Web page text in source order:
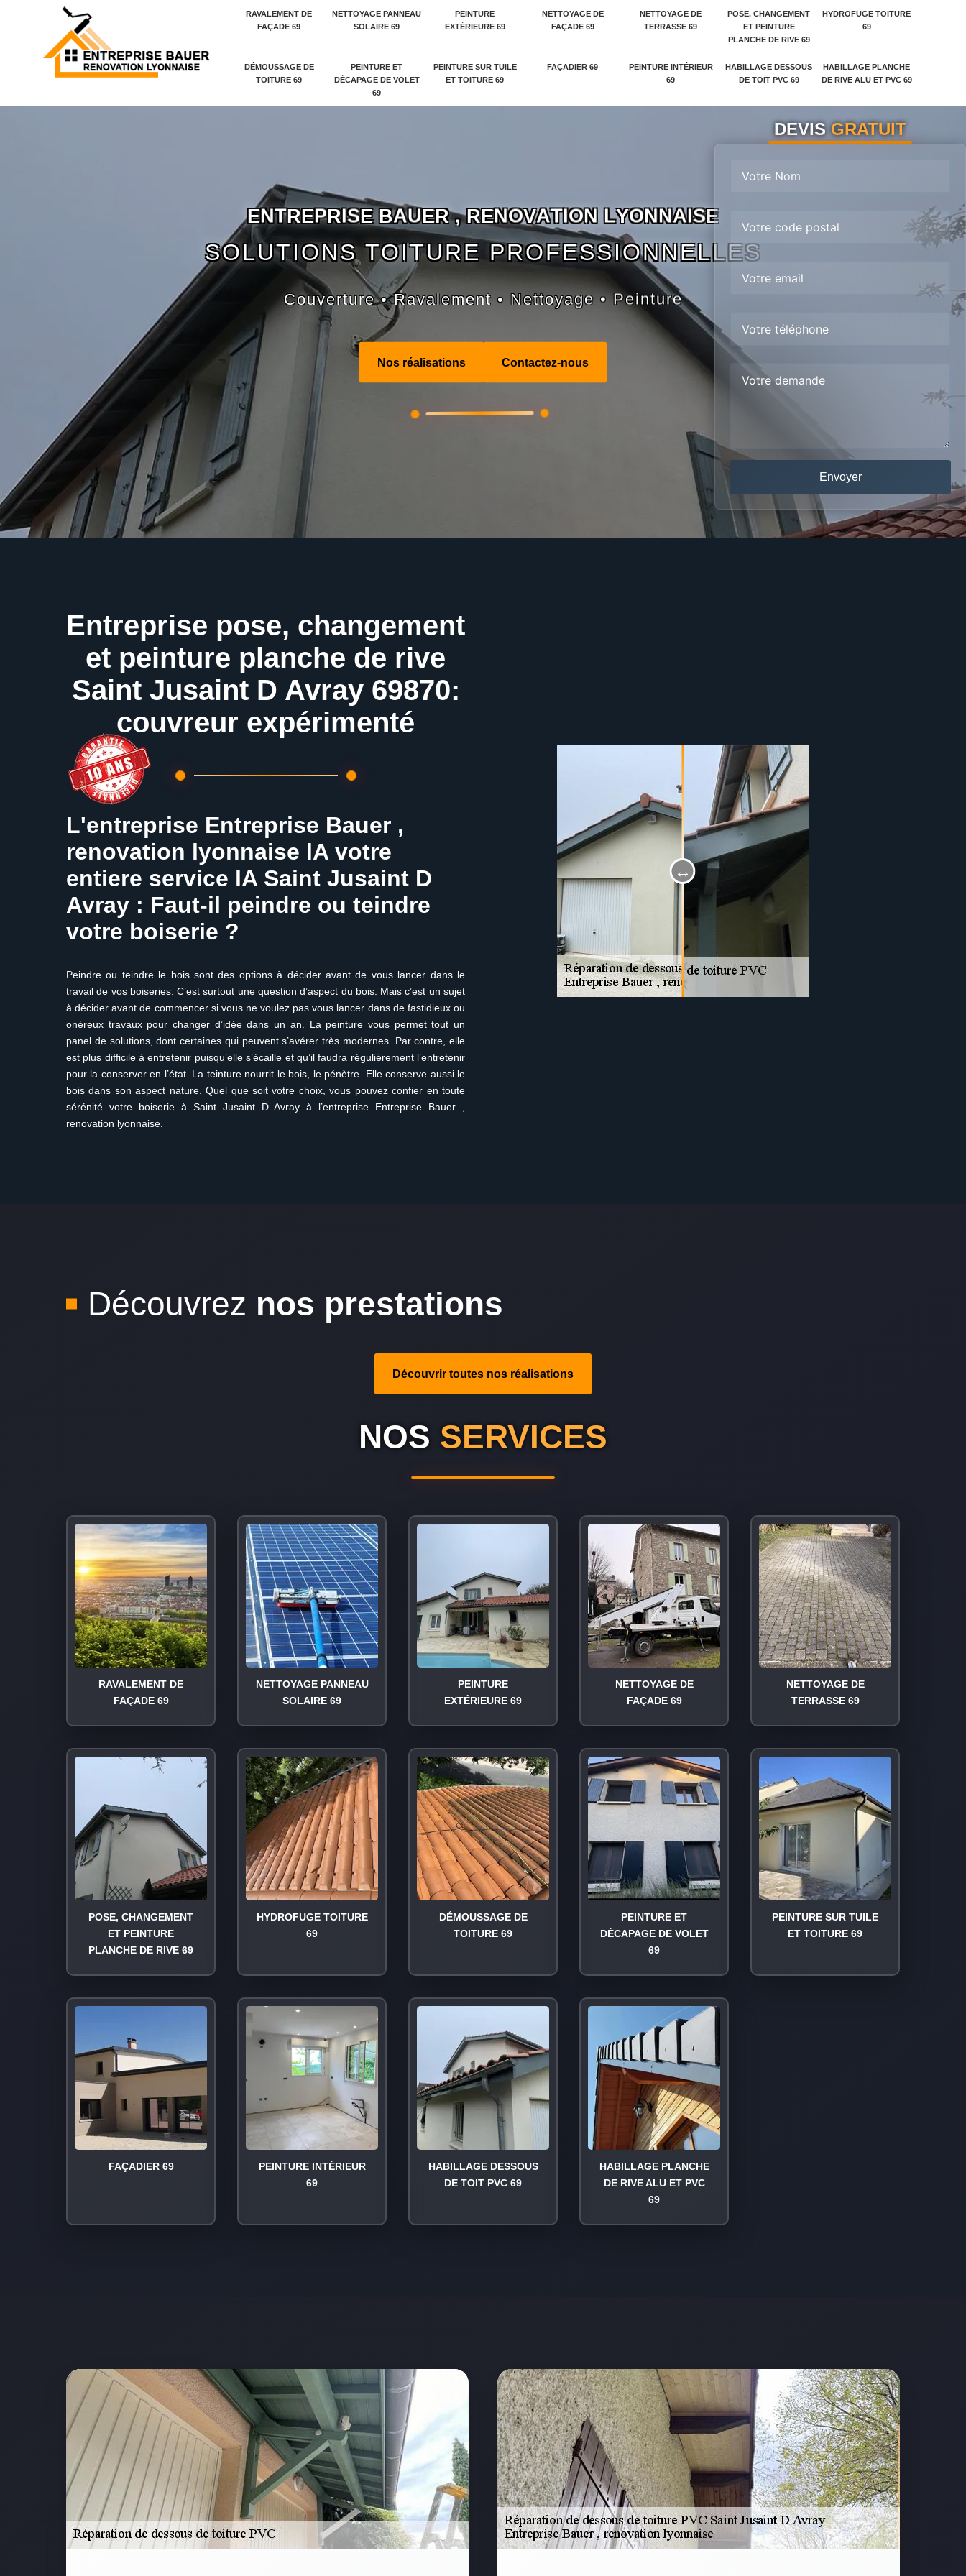
RAVALEMENT DE
FAÇADE 69
NETTOYAGE PANNEAU
SOLAIRE 69
PEINTURE
EXTÉRIEURE 69
NETTOYAGE DE
FAÇADE 69
NETTOYAGE DE
TERRASSE 69
POSE, CHANGEMENT
ET PEINTURE
PLANCHE DE RIVE 69
HYDROFUGE TOITURE
69
DÉMOUSSAGE DE
TOITURE 69
PEINTURE ET
DÉCAPAGE DE VOLET
69
PEINTURE SUR TUILE
ET TOITURE 69
FAÇADIER 69
PEINTURE INTÉRIEUR
69
HABILLAGE DESSOUS
DE TOIT PVC 69
HABILLAGE PLANCHE
DE RIVE ALU ET PVC 69
ENTREPRISE BAUER , RENOVATION LYONNAISE
SOLUTIONS TOITURE PROFESSIONNELLES
Couverture • Ravalement • Nettoyage • Peinture
Nos réalisations Contactez-nous
DEVISGRATUIT
Entreprise pose, changement
et peinture planche de rive
Saint Jusaint D Avray 69870:
couvreur expérimenté
L'entreprise Entreprise Bauer ,
renovation lyonnaise lA votre
entiere service lA Saint Jusaint D
Avray : Faut-il peindre ou teindre
votre boiserie ?
Peindre ou teindre le bois sont des options à décider avant de vous lancer dans le
travail de vos boiseries. C’est surtout une question d’aspect du bois. Mais c’est un sujet
à décider avant de commencer si vous ne voulez pas vous lancer dans de fastidieux ou
onéreux travaux pour changer d’idée dans un an. La peinture vous permet tout un
panel de solutions, dont certaines qui peuvent s’avérer très modernes. Par contre, elle
est plus difficile à entretenir puisqu’elle s’écaille et qu’il faudra régulièrement l’entretenir
pour la conserver en l’état. La teinture nourrit le bois, le pénètre. Elle conserve aussi le
bois dans son aspect nature. Quel que soit votre choix, vous pouvez confier en toute
sérénité votre boiserie à Saint Jusaint D Avray à l’entreprise Entreprise Bauer ,
renovation lyonnaise.
Découvrez nos prestations
Découvrir toutes nos réalisations
NOS SERVICES
RAVALEMENT DE
FAÇADE 69
NETTOYAGE PANNEAU
SOLAIRE 69
PEINTURE
EXTÉRIEURE 69
NETTOYAGE DE
FAÇADE 69
NETTOYAGE DE
TERRASSE 69
POSE, CHANGEMENT
ET PEINTURE
PLANCHE DE RIVE 69
HYDROFUGE TOITURE
69
DÉMOUSSAGE DE
TOITURE 69
PEINTURE ET
DÉCAPAGE DE VOLET
69
PEINTURE SUR TUILE
ET TOITURE 69
FAÇADIER 69
PEINTURE INTÉRIEUR
69
HABILLAGE DESSOUS
DE TOIT PVC 69
HABILLAGE PLANCHE
DE RIVE ALU ET PVC
69